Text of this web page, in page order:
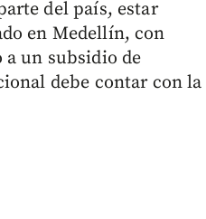
del país, estar
en Medellín, con
un subsidio de
debe contar con la